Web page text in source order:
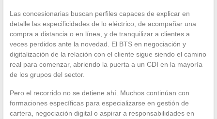
Las concesionarias buscan perfiles capaces de explicar en
detalle las especificidades de lo eléctrico, de acompañar una
compra a distancia o en línea, y de tranquilizar a clientes a
veces perdidos ante la novedad. El BTS en negociación y
digitalización de la relación con el cliente sigue siendo el camino
real para comenzar, abriendo la puerta a un CDI en la mayoría
de los grupos del sector.
Pero el recorrido no se detiene ahí. Muchos continúan con
formaciones específicas para especializarse en gestión de
cartera, negociación digital o aspirar a responsabilidades en